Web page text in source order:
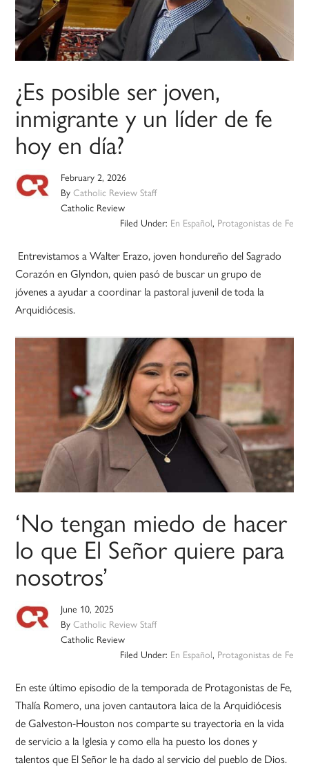
¿Es posible ser joven,
inmigrante y un líder de fe
hoy en día?
February 2, 2026
ByCatholic Review Staff
Catholic Review
Filed Under: En Español, Protagonistas de Fe
Entrevistamos a Walter Erazo, joven hondureño del Sagrado
Corazón en Glyndon, quien pasó de buscar un grupo de
jóvenes a ayudar a coordinar la pastoral juvenil de toda la
Arquidiócesis.
‘No tengan miedo de hacer
lo que El Señor quiere para
nosotros’
June 10, 2025
ByCatholic Review Staff
Catholic Review
Filed Under: En Español, Protagonistas de Fe
En este último episodio de la temporada de Protagonistas de Fe,
Thalía Romero, una joven cantautora laica de la Arquidiócesis
de Galveston-Houston nos comparte su trayectoria en la vida
de servicio a la Iglesia y como ella ha puesto los dones y
talentos que El Señor le ha dado al servicio del pueblo de Dios.